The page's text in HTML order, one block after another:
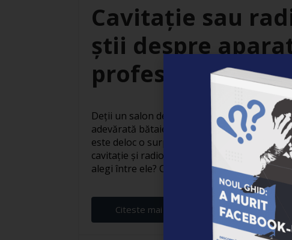
Cavitație sau
știi despre
profesionale
Deții un salon de înfrumusețare, iar
adevărată bătaie de cap? Cu atât de multe
este deloc o surpriză. Modelele de aparate
cavitație și radiofrecvență se numără printre
alegi între ele? Continuă să citești și află în
Citeste mai departe...